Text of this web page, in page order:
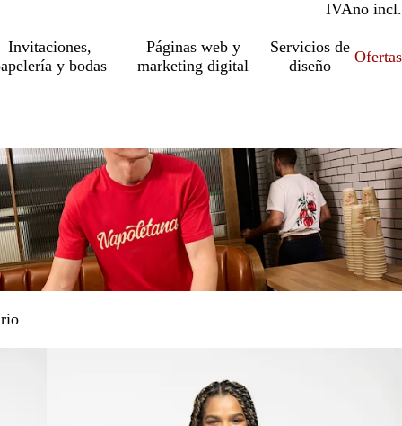
IVAincl.
no incl.
Invitaciones,
y bodas
Páginas web y
marketing digital
Servicios de
diseño
Ofertas